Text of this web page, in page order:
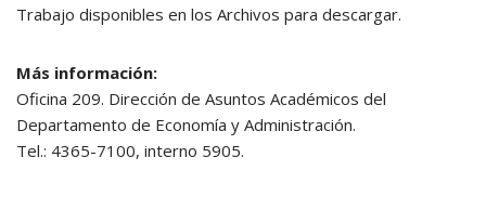
Trabajo disponibles en los Archivos para descargar.
Más información:
Oficina 209. Dirección de Asuntos Académicos del
Departamento de Economía y Administración.
Tel.: 4365-7100, interno 5905.